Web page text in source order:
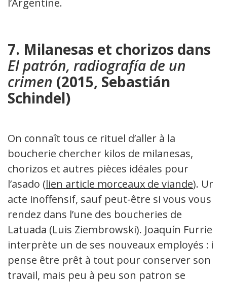
l’Argentine.
7. Milanesas et chorizos dans
El patrón, radiografía de un
crimen (2015, Sebastián
Schindel)
On connaît tous ce rituel d’aller à la
boucherie chercher kilos de milanesas,
chorizos et autres pièces idéales pour
l’asado (lien article morceaux de viande). Un
acte inoffensif, sauf peut-être si vous vous
rendez dans l’une des boucheries de
Latuada (Luis Ziembrowski). Joaquín Furriel
interprète un de ses nouveaux employés : il
pense être prêt à tout pour conserver son
travail, mais peu à peu son patron se